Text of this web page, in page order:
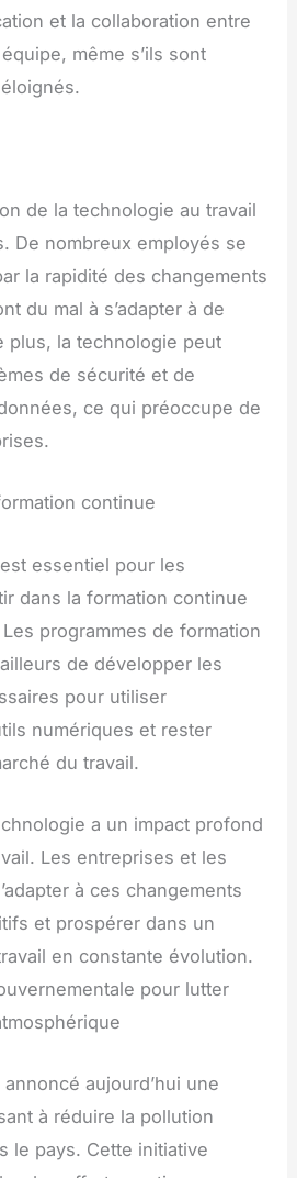
et la collaboration entre
même s’ils sont
de la technologie au travail
De nombreux employés se
la rapidité des changements
du mal à s’adapter à de
plus, la technologie peut
de sécurité et de
ce qui préoccupe de
continue
essentiel pour les
dans la formation continue
programmes de formation
de développer les
pour utiliser
numériques et rester
du travail.
a un impact profond
Les entreprises et les
à ces changements
et prospérer dans un
en constante évolution.
pour lutter
aujourd’hui une
à réduire la pollution
le pays. Cette initiative